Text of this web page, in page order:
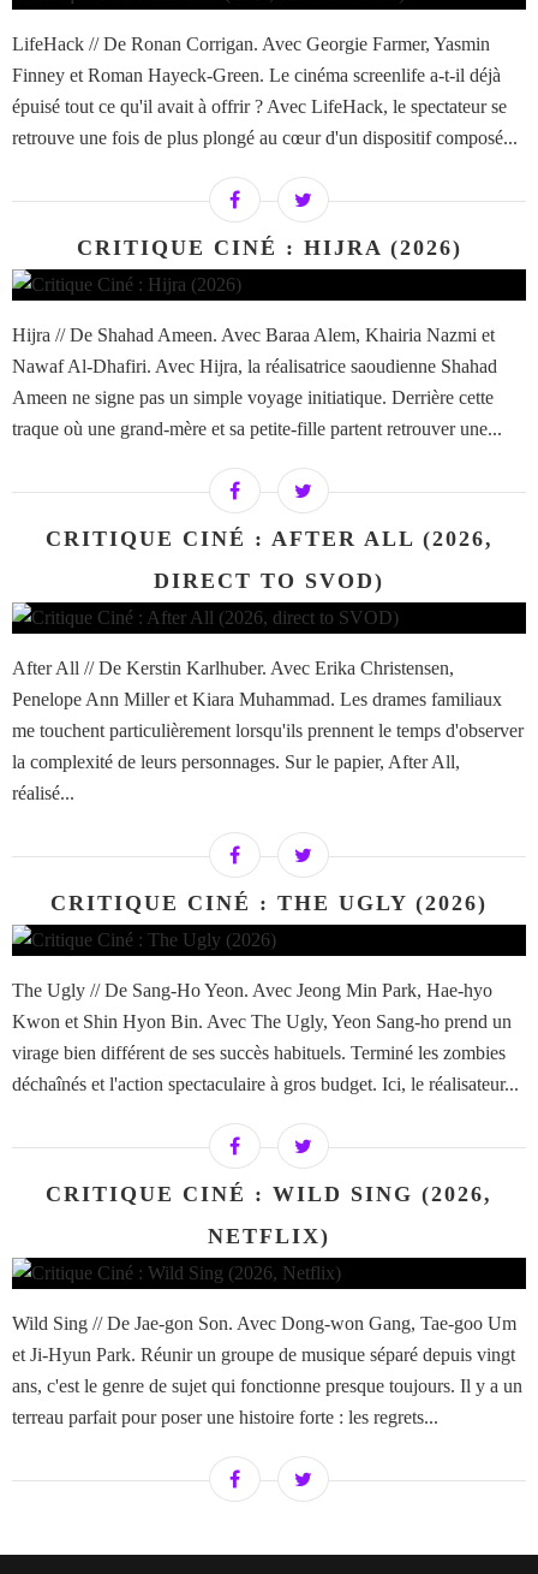
LifeHack // De Ronan Corrigan. Avec Georgie Farmer, Yasmin
Finney et Roman Hayeck-Green. Le cinéma screenlife a-t-il déjà
épuisé tout ce qu'il avait à offrir ? Avec LifeHack, le spectateur se
retrouve une fois de plus plongé au cœur d'un dispositif composé...
CRITIQUE CINÉ : HIJRA (2026)
Hijra // De Shahad Ameen. Avec Baraa Alem, Khairia Nazmi et
Nawaf Al-Dhafiri. Avec Hijra, la réalisatrice saoudienne Shahad
Ameen ne signe pas un simple voyage initiatique. Derrière cette
traque où une grand-mère et sa petite-fille partent retrouver une...
CRITIQUE CINÉ : AFTER ALL (2026,
DIRECT TO SVOD)
After All // De Kerstin Karlhuber. Avec Erika Christensen,
Penelope Ann Miller et Kiara Muhammad. Les drames familiaux
me touchent particulièrement lorsqu'ils prennent le temps d'observer
la complexité de leurs personnages. Sur le papier, After All,
réalisé...
CRITIQUE CINÉ : THE UGLY (2026)
The Ugly // De Sang-Ho Yeon. Avec Jeong Min Park, Hae-hyo
Kwon et Shin Hyon Bin. Avec The Ugly, Yeon Sang-ho prend un
virage bien différent de ses succès habituels. Terminé les zombies
déchaînés et l'action spectaculaire à gros budget. Ici, le réalisateur...
CRITIQUE CINÉ : WILD SING (2026,
NETFLIX)
Wild Sing // De Jae-gon Son. Avec Dong-won Gang, Tae-goo Um
et Ji-Hyun Park. Réunir un groupe de musique séparé depuis vingt
ans, c'est le genre de sujet qui fonctionne presque toujours. Il y a un
terreau parfait pour poser une histoire forte : les regrets...